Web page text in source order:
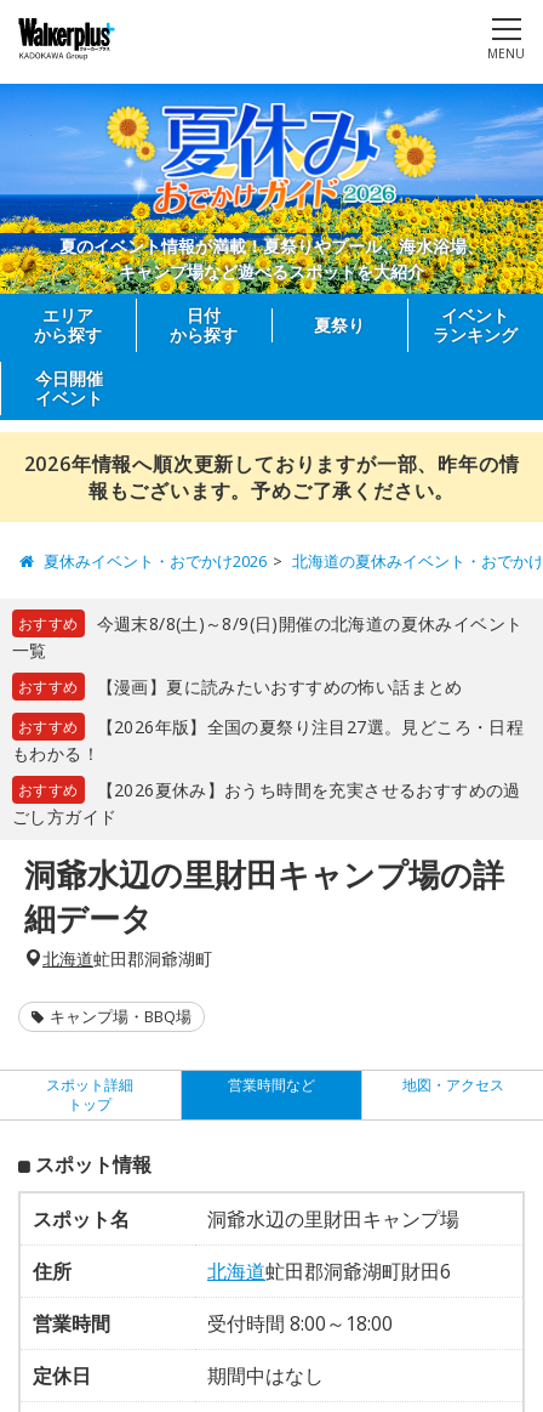
MENU
夏のイベント情報が満載！夏祭りやプール、海水浴場、
キャンプ場など遊べるスポットを大紹介
エリア
から探す
日付
から探す
夏祭り
イベント
ランキング
今日開催
イベント
2026年情報へ順次更新しておりますが一部、昨年の情
報もございます。予めご了承ください。
夏休みイベント・おでかけ2026 北海道の夏休みイベント・おでか
おすすめ
今週末8/8(土)～8/9(日)開催の北海道の夏休みイベント
一覧
おすすめ 【漫画】夏に読みたいおすすめの怖い話まとめ
おすすめ
【2026年版】全国の夏祭り注目27選。見どころ・日程
もわかる！
おすすめ
【2026夏休み】おうち時間を充実させるおすすめの過
ごし方ガイド
洞爺水辺の里財田キャンプ場の詳
細データ
北海道虻田郡洞爺湖町
キャンプ場・BBQ場
スポット詳細
トップ
営業時間など 地図・アクセス
スポット情報
スポット名
洞爺水辺の里財田キャンプ場
住所
北海道虻田郡洞爺湖町財田6
営業時間
受付時間 8:00～18:00
定休日
期間中はなし